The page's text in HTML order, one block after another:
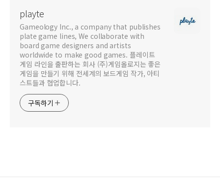
playte
Gameology Inc., a company that publishes
plate game lines, We collaborate with
board game designers and artists
worldwide to make good games. 플레이트
게임 라인을 출판하는 회사 (주)게임올로지는 좋은
게임을 만들기 위해 전세계의 보드게임 작가, 아티
스트들과 협업합니다.
구독하기